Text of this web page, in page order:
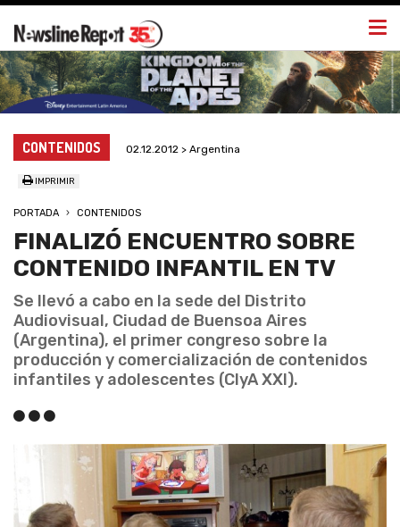
CONTENIDOS 02.12.2012 > Argentina
IMPRIMIR
PORTADA CONTENIDOS
FINALIZÓ ENCUENTRO SOBRE
CONTENIDO INFANTIL EN TV
Se llevó a cabo en la sede del Distrito
Audiovisual, Ciudad de Buensoa Aires
(Argentina), el primer congreso sobre la
producción y comercialización de contenidos
infantiles y adolescentes (CIyA XXI).